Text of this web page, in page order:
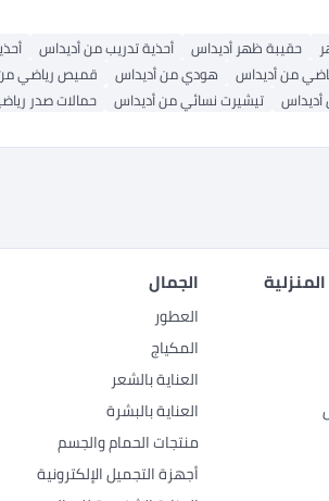
حقيبة ظهر أديداس أحذية تدريب من أديداس
من أديداس هودي من أديداس قميص رياضي
تيشيرت نسائي من أديداس حمالات صدر
الجمال
العطور
المكياج
العناية بالشعر
العناية بالبشرة
منتجات الحمام والجسم
أجهزة التجميل الإلكترونية